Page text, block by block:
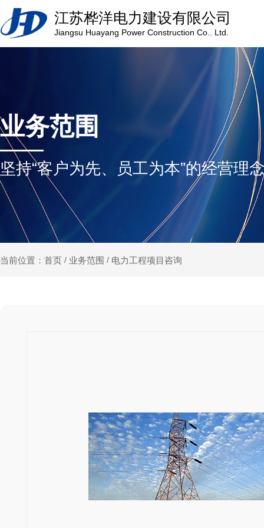
江苏桦洋电力建设有限公司
Jiangsu Huayang Power Construction Co.. Ltd.
业务范围
坚持“客户为先、员工为本”的经营理
当前位置：首页 / 业务范围 / 电力工程项目咨询